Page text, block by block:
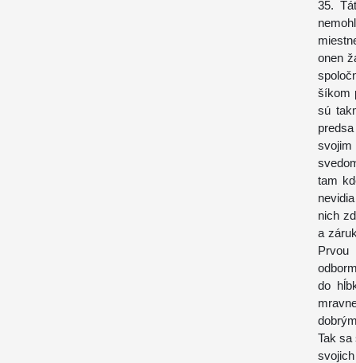
35.
onen
šíkom
sú
tam
nich
a
Prvou
do
Tak sa